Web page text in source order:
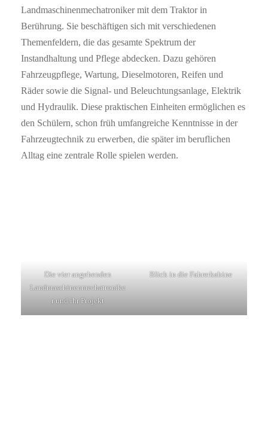
Landmaschinenmechatroniker mit dem Traktor in
Berührung. Sie beschäftigen sich mit verschiedenen
Themenfeldern, die das gesamte Spektrum der
Instandhaltung und Pflege abdecken. Dazu gehören
Fahrzeugpflege, Wartung, Dieselmotoren, Reifen und
Räder sowie die Signal- und Beleuchtungsanlage, Elektrik
und Hydraulik. Diese praktischen Einheiten ermöglichen es
den Schülern, schon früh umfangreiche Kenntnisse in der
Fahrzeugtechnik zu erwerben, die später im beruflichen
Alltag eine zentrale Rolle spielen werden.
Die vier angehenden
Landmaschinenmechatronike
r und ihr Projekt
Blick in die Fahrerkabine